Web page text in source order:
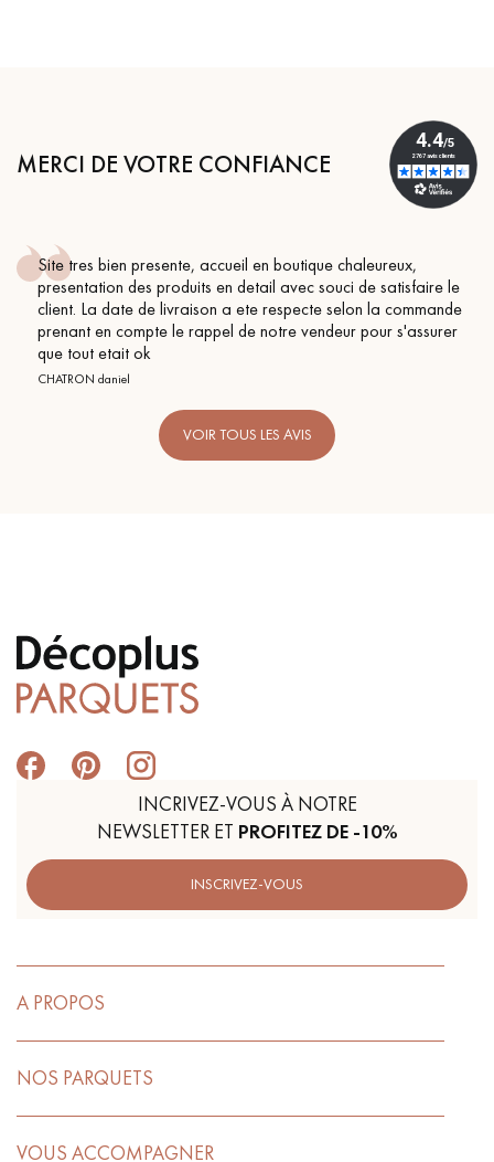
MERCI DE VOTRE CONFIANCE
Site tres bien presente, accueil en boutique chaleureux,
presentation des produits en detail avec souci de satisfaire le
client. La date de livraison a ete respecte selon la commande
prenant en compte le rappel de notre vendeur pour s'assurer
que tout etait ok
CHATRON daniel
VOIR TOUS LES AVIS
INCRIVEZ-VOUS À NOTRE
NEWSLETTER ET PROFITEZ DE -10%
INSCRIVEZ-VOUS
A PROPOS
NOS PARQUETS
VOUS ACCOMPAGNER